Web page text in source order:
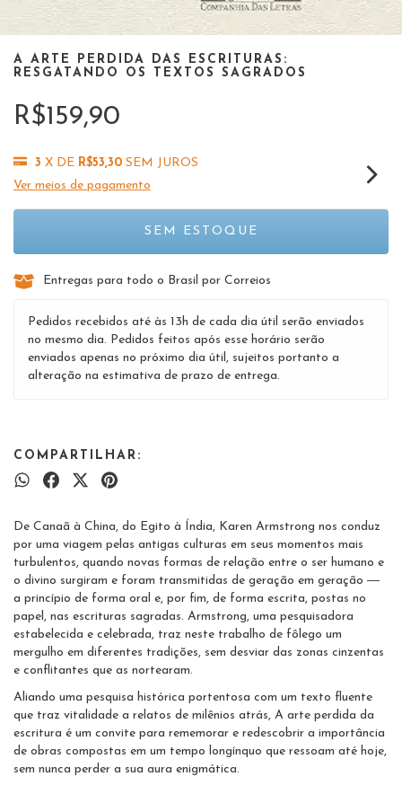
A ARTE PERDIDA DAS ESCRITURAS:
RESGATANDO OS TEXTOS SAGRADOS
R$159,90
3 X DE R$53,30 SEM JUROS
Ver meios de pagamento
Entregas para todo o Brasil por Correios
Pedidos recebidos até às 13h de cada dia útil serão enviados
no mesmo dia. Pedidos feitos após esse horário serão
enviados apenas no próximo dia útil, sujeitos portanto a
alteração na estimativa de prazo de entrega.
COMPARTILHAR:
De Canaã à China, do Egito à Índia, Karen Armstrong nos conduz
por uma viagem pelas antigas culturas em seus momentos mais
turbulentos, quando novas formas de relação entre o ser humano e
o divino surgiram e foram transmitidas de geração em geração ―
a princípio de forma oral e, por fim, de forma escrita, postas no
papel, nas escrituras sagradas. Armstrong, uma pesquisadora
estabelecida e celebrada, traz neste trabalho de fôlego um
mergulho em diferentes tradições, sem desviar das zonas cinzentas
e conflitantes que as nortearam.
Aliando uma pesquisa histórica portentosa com um texto fluente
que traz vitalidade a relatos de milênios atrás, A arte perdida da
escritura é um convite para rememorar e redescobrir a importância
de obras compostas em um tempo longínquo que ressoam até hoje,
sem nunca perder a sua aura enigmática.